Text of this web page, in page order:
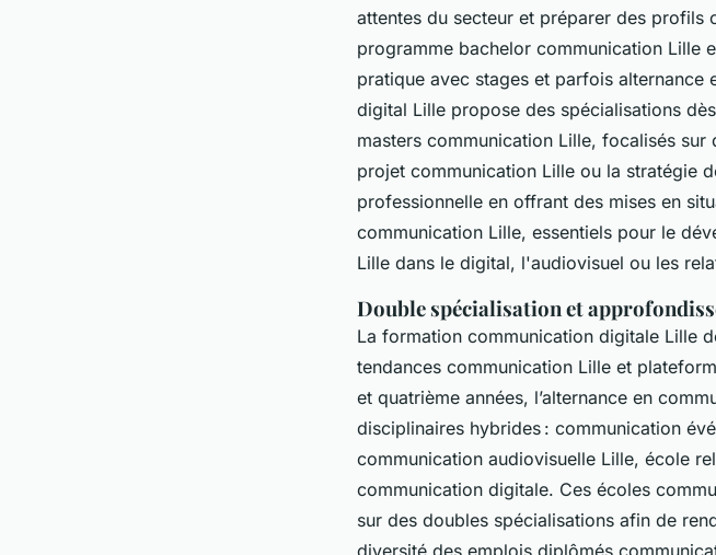
attentes du secteur et préparer des profils
programme bachelor communication Lille
pratique avec stages et parfois alternance
digital Lille propose des spécialisations
masters communication Lille, focalisés
projet communication Lille ou la stratégie
professionnelle en offrant des mises en
communication Lille, essentiels pour le
Lille dans le digital, l'audiovisuel ou les
Double spécialisation et
La formation communication digitale Lille
tendances communication Lille et
et quatrième années, l’alternance en
disciplinaires hybrides : communication
communication audiovisuelle Lille, école
communication digitale. Ces écoles
sur des doubles spécialisations afin de